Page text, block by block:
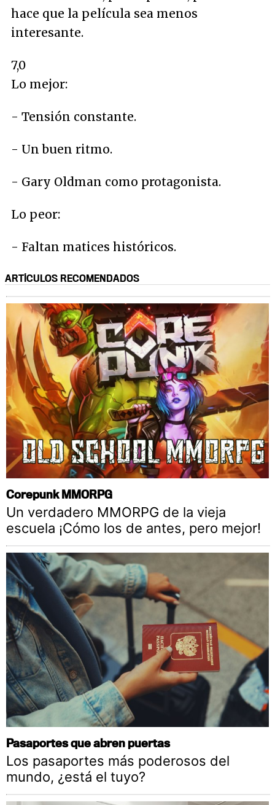
hace que la película sea menos
interesante.
7,0
Lo mejor:
- Tensión constante.
- Un buen ritmo.
- Gary Oldman como protagonista.
Lo peor:
- Faltan matices históricos.
ARTÍCULOS RECOMENDADOS
Corepunk MMORPG
Un verdadero MMORPG de la vieja
escuela ¡Cómo los de antes, pero mejor!
Pasaportes que abren puertas
Los pasaportes más poderosos del
mundo, ¿está el tuyo?